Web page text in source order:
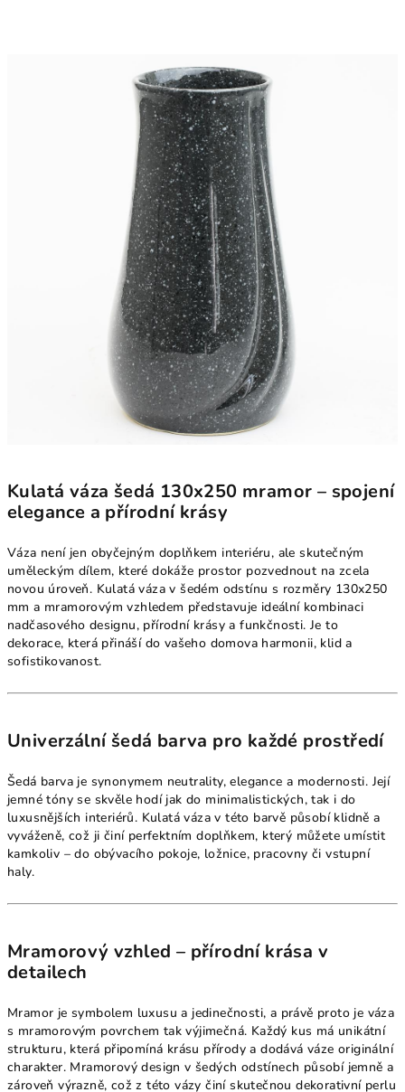
Kulatá váza šedá 130x250 mramor – spojení
elegance a přírodní krásy
Váza není jen obyčejným doplňkem interiéru, ale skutečným
uměleckým dílem, které dokáže prostor pozvednout na zcela
novou úroveň. Kulatá váza v šedém odstínu s rozměry 130x250
mm a mramorovým vzhledem představuje ideální kombinaci
nadčasového designu, přírodní krásy a funkčnosti. Je to
dekorace, která přináší do vašeho domova harmonii, klid a
sofistikovanost.
Univerzální šedá barva pro každé prostředí
Šedá barva je synonymem neutrality, elegance a modernosti. Její
jemné tóny se skvěle hodí jak do minimalistických, tak i do
luxusnějších interiérů. Kulatá váza v této barvě působí klidně a
vyváženě, což ji činí perfektním doplňkem, který můžete umístit
kamkoliv – do obývacího pokoje, ložnice, pracovny či vstupní
haly.
Mramorový vzhled – přírodní krása v
detailech
Mramor je symbolem luxusu a jedinečnosti, a právě proto je váza
s mramorovým povrchem tak výjimečná. Každý kus má unikátní
strukturu, která připomíná krásu přírody a dodává váze originální
charakter. Mramorový design v šedých odstínech působí jemně a
zároveň výrazně, což z této vázy činí skutečnou dekorativní perlu